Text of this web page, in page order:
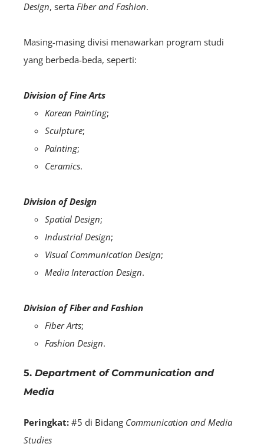
Design, serta Fiber and Fashion.
Masing-masing divisi menawarkan program studi
yang berbeda-beda, seperti:
Division of Fine Arts
Korean Painting;
Sculpture;
Painting;
Ceramics.
Division of Design
Spatial Design;
Industrial Design;
Visual Communication Design;
Media Interaction Design.
Division of Fiber and Fashion
Fiber Arts;
Fashion Design.
5. Department of Communication and
Media
Peringkat: #5 di Bidang Communication and Media
Studies